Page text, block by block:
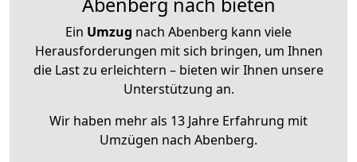
Ein Umzug nach Abenberg kann viele
Herausforderungen mit sich bringen, um Ihnen
die Last zu erleichtern – bieten wir Ihnen unsere
Unterstützung an.
Wir haben mehr als 13 Jahre Erfahrung mit
Umzügen nach Abenberg.